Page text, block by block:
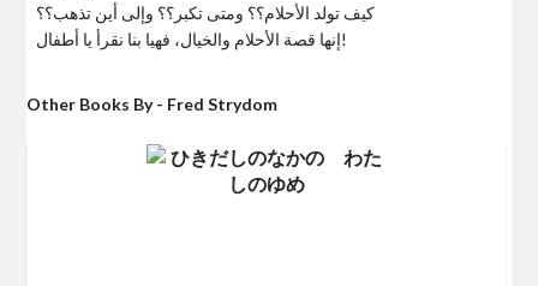
كيف تولد الأحلام؟؟ ومتى تكبر؟؟ وإلى أين تذهب؟؟
إنها قصة الأحلام والخيال، فهيا بنا نقرأ يا أطفال!
Other Books By - Fred Strydom